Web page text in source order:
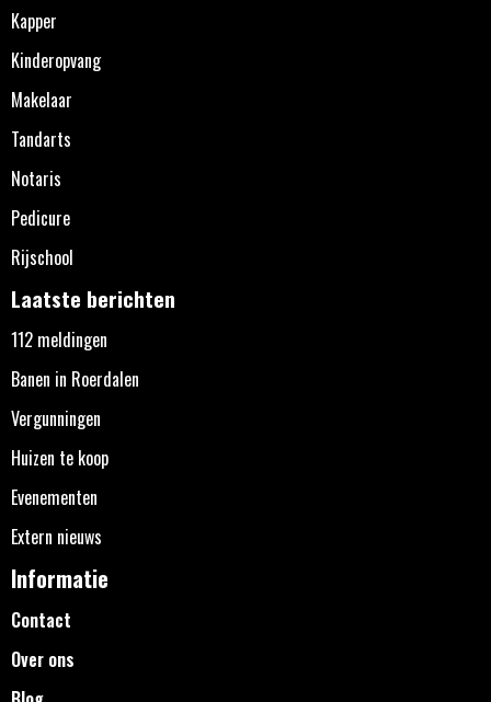
Kapper
Kinderopvang
Makelaar
Tandarts
Notaris
Pedicure
Rijschool
Laatste berichten
112 meldingen
Banen in Roerdalen
Vergunningen
Huizen te koop
Evenementen
Extern nieuws
Informatie
Contact
Over ons